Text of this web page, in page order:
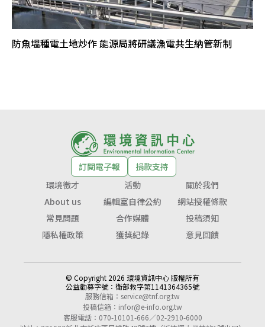
防魚塭種電土地炒作 能源局將研議漁電共生納管新制
訂閱電子報
捐款支持
環境徵才
活動
關於我們
About us
編輯室自律公約
網站授權條款
常見問題
合作媒體
投稿須知
隱私權政策
獲獎紀錄 意見回饋
© Copyright 2026 環境資訊中心 版權所有
公益勸募字號： 衛部救字第1141364365號
服務信箱： service@tnf.org.tw
投稿信箱： infor@e-info.org.tw
客服電話：070-10101-666／02-2910-6000